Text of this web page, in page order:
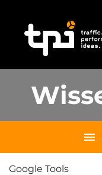
Google Tools